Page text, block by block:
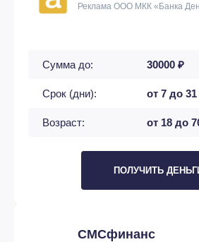
Реклама ООО МКК «Банка
Сумма до: 30000 ₽
Срок (дни): от 7 до
Возраст: от 18 до
ПОЛУЧИТЬ
СМСфинанс